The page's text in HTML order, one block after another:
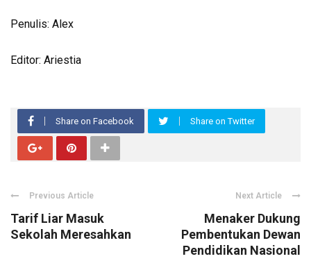
Penulis: Alex
Editor: Ariestia
Share on Facebook Share on Twitter
Previous Article
Tarif Liar Masuk
Sekolah Meresahkan
Next Article
Menaker Dukung
Pembentukan Dewan
Pendidikan Nasional